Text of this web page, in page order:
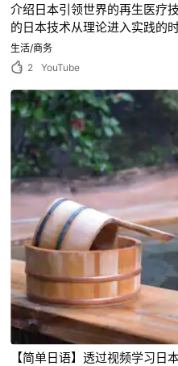
介绍日本引领世界的再生医疗
的日本技术从理论进入实践的时
生活/商务
2
YouTube
【简单日语】透过视频学习日